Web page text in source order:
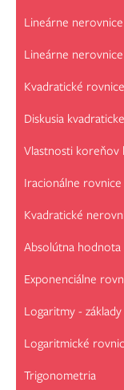
Lineárne nerovnice
Lineárne
Kvadratické rovnice
Diskusia
Vlastnosti koreňov
Iracionálne rovnice
Kvadratické
Absolútna hodnota
Exponenciálne
Logaritmy - základy
Logaritmické
Trigonometria